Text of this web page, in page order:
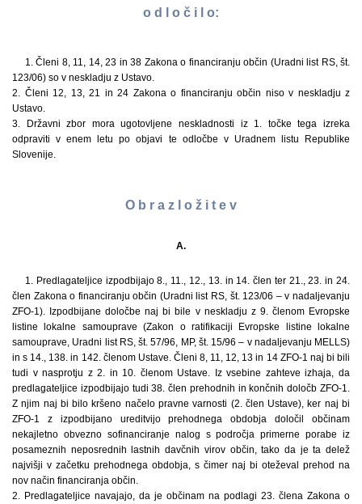
o d l o č i l o:
1. Členi 8, 11, 14, 23 in 38 Zakona o financiranju občin (Uradni list RS, št.
123/06) so v neskladju z Ustavo.
2. Členi 12, 13, 21 in 24 Zakona o financiranju občin niso v neskladju z
Ustavo.
3. Državni zbor mora ugotovljene neskladnosti iz 1. točke tega izreka
odpraviti v enem letu po objavi te odločbe v Uradnem listu Republike
Slovenije.
O b r a z l o ž i t e v
A.
1. Predlagateljice izpodbijajo 8., 11., 12., 13. in 14. člen ter 21., 23. in 24.
člen Zakona o financiranju občin (Uradni list RS, št. 123/06 – v nadaljevanju
ZFO-1). Izpodbijane določbe naj bi bile v neskladju z 9. členom Evropske
listine lokalne samouprave (Zakon o ratifikaciji Evropske listine lokalne
samouprave, Uradni list RS, št. 57/96, MP, št. 15/96 – v nadaljevanju MELLS)
in s 14., 138. in 142. členom Ustave. Členi 8, 11, 12, 13 in 14 ZFO-1 naj bi bili
tudi v nasprotju z 2. in 10. členom Ustave. Iz vsebine zahteve izhaja, da
predlagateljice izpodbijajo tudi 38. člen prehodnih in končnih določb ZFO-1.
Z njim naj bi bilo kršeno načelo pravne varnosti (2. člen Ustave), ker naj bi
ZFO-1 z izpodbijano ureditvijo prehodnega obdobja določil občinam
nekajletno obvezno sofinanciranje nalog s področja primerne porabe iz
posameznih neposrednih lastnih davčnih virov občin, tako da je ta delež
najvišji v začetku prehodnega obdobja, s čimer naj bi oteževal prehod na
nov način financiranja občin.
2. Predlagateljice navajajo, da je občinam na podlagi 23. člena Zakona o